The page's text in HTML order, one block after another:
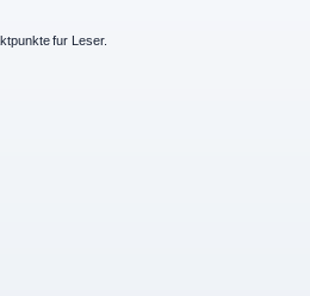
fur Leser.